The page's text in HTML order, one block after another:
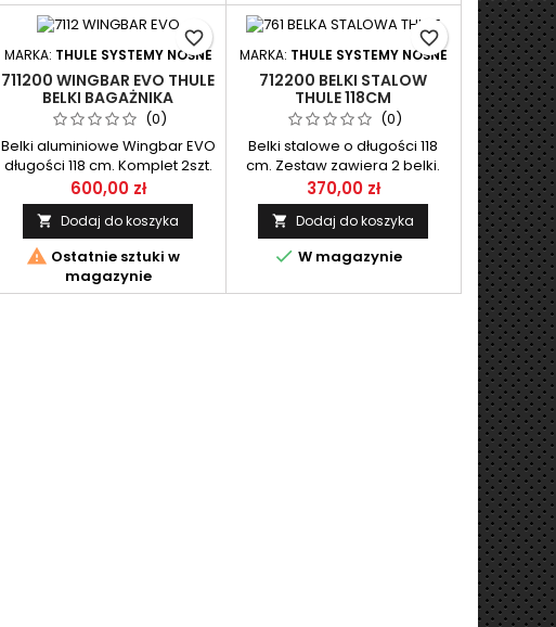
MARKA: THULE SYSTEMY NOŚNE
711200 WINGBAR EVO THULE
BELKI BAGAŻNIKA
(0)
Belki aluminiowe Wingbar EVO
długości 118 cm. Komplet 2szt.
600,00 zł
 Dodaj do koszyka
 Ostatnie sztuki w
magazynie
favorite_border
MARKA: THULE SYSTEMY NOŚNE
712200 BELKI STALOW
THULE 118CM
(0)
Belki stalowe o długości 118
cm. Zestaw zawiera 2 belki.
370,00 zł
 Dodaj do koszyka
 W magazynie
favorite_border